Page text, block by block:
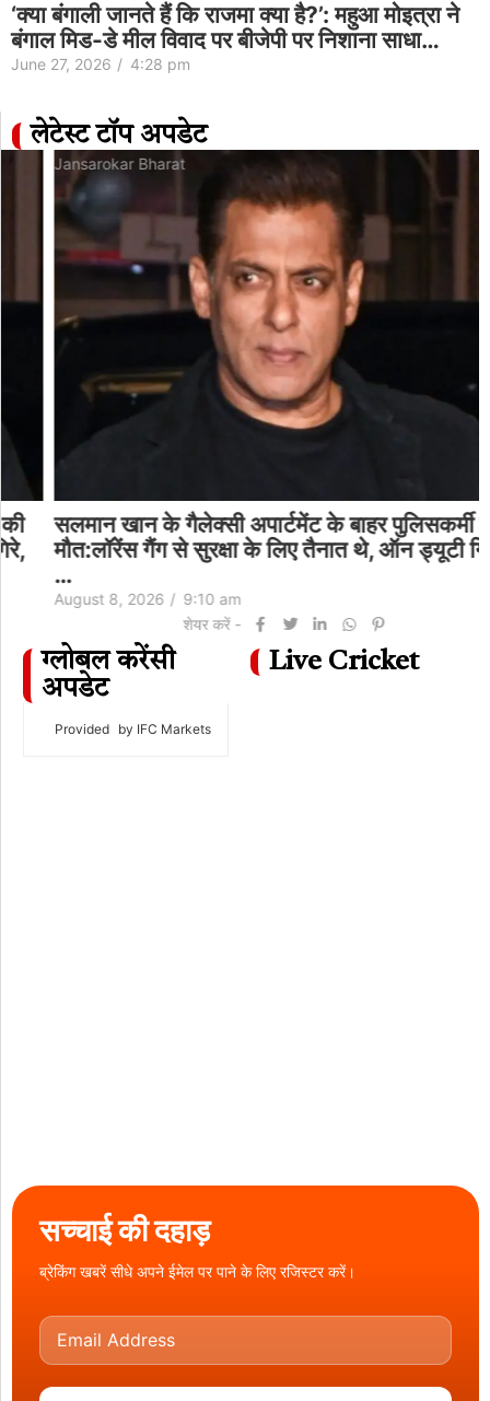
‘क्या बंगाली जानते हैं कि राजमा क्या है?’: महुआ मोइत्रा ने
बंगाल मिड-डे मील विवाद पर बीजेपी पर निशाना साधा…
June 27, 2026 / 4:28 pm
लेटेस्ट टॉप अपडेट
Jansarokar Bharat
सलमान खान के गैलेक्सी अपार्टमेंट के बाहर पुलिसकर्मी की
मौत:लॉरेंस गैंग से सुरक्षा के लिए तैनात थे, ऑन ड्यूटी गिरे,
August 8, 2026 / 9:10 am
शेयर करें -
ग्लोबल करेंसी
अपडेट
Provided by IFC Markets
Live Cricket
सच्चाई की दहाड़
ब्रेकिंग खबरें सीधे अपने ईमेल पर पाने के लिए रजिस्टर करें।